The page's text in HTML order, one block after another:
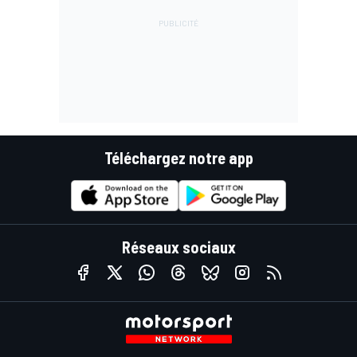
Téléchargez notre app
Réseaux sociaux